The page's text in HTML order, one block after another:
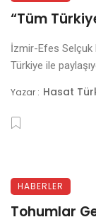
“Tüm
İzmir-Efes Selçuk
Türkiye ile
Yazar : Hasat
HABERLER
Tohumlar